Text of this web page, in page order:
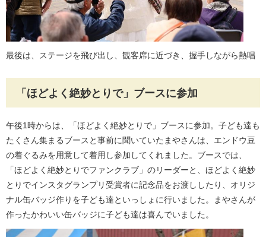
最後は、ステージを飛び出し、観客席に近づき、握手しながら熱唱
「ほどよく絶妙とりで」ブースに参加
午後1時からは、「ほどよく絶妙とりで」ブースに参加。子ども達も
たくさん集まるブースと事前に聞いていたまやさんは、エンドウ豆
の着ぐるみを用意して着用し参加してくれました。ブースでは、
「ほどよく絶妙とりでファンクラブ」のリーダーと、ほどよく絶妙
とりでインスタグランプリ受賞者に記念品をお渡ししたり、オリジ
ナル缶バッジ作りを子ども達といっしょに行いました。まやさんが
作ったかわいい缶バッジに子ども達は喜んでいました。